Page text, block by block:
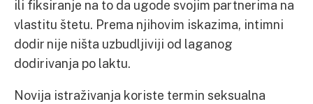
ili fiksiranje na to da ugode svojim partnerima na
vlastitu štetu. Prema njihovim iskazima, intimni
dodir nije ništa uzbudljiviji od laganog
dodirivanja po laktu.
Novija istraživanja koriste termin seksualna